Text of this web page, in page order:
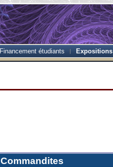
Financement étudiants Expositions
Commandites